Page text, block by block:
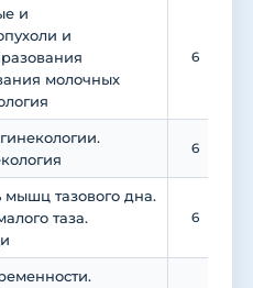
и
и
молочных
6
6
мышц тазового дна.
таза.
6